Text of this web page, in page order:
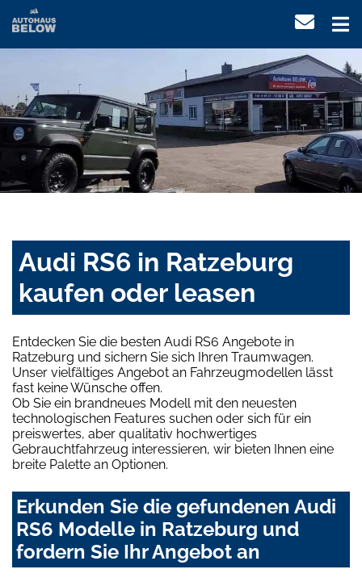
Audi RS6 in Ratzeburg
kaufen oder leasen
Entdecken Sie die besten Audi RS6 Angebote in
Ratzeburg und sichern Sie sich Ihren Traumwagen.
Unser vielfältiges Angebot an Fahrzeugmodellen lässt
fast keine Wünsche offen.
Ob Sie ein brandneues Modell mit den neuesten
technologischen Features suchen oder sich für ein
preiswertes, aber qualitativ hochwertiges
Gebrauchtfahrzeug interessieren, wir bieten Ihnen eine
breite Palette an Optionen.
Erkunden Sie die gefundenen Audi
RS6 Modelle in Ratzeburg und
fordern Sie Ihr Angebot an